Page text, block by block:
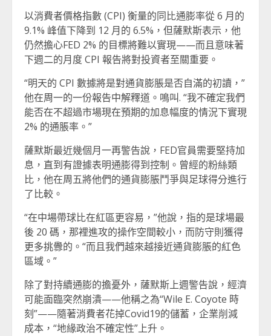
以消費者價格指數 (CPI) 衡量的同比通膨率從 6 月的
9.1% 峰值下降到 12 月的 6.5%，但薩默斯表示，他
仍然擔心FED 2% 的目標將難以實現——而且意味著
下週二的月度 CPI 報告將對投資者至關重要。
“明天的 CPI 數據將是對通貨膨脹是否自滿的初讀，”
他在周一的一份報告中解釋道。鳴叫. “我不確定我們
能否在不超過市場現在預期的加息幅度的情況下實現
2% 的通脹率。”
薩默斯最近幾個月一再警告說，FED官員需要堅持加
息，直到有證據表明通膨得到控制。曾經的粉絲類
比，他在周五將他們的通貨膨脹鬥爭與足球得分進行
了比較。
“在中場帶球比在紅區更容易，”他說，指的是球場最
後 20 碼，那裡進攻的操作空間較小，而防守則獲得
更多挑釁的。“而且我們越來越接近通貨膨脹的紅色
區域。”
除了對持續通膨的擔憂外，薩默斯上週警告說，經濟
可能面臨突然崩潰——他稱之為“Wile E. Coyote 時
刻”——隨著消費者花掉Covid19的儲蓄，企業削減
成本，“地緣政治不確定性”上升。